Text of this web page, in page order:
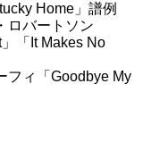
Home」譜例
ロバートソン
「It Makes No
フィ「Goodbye My